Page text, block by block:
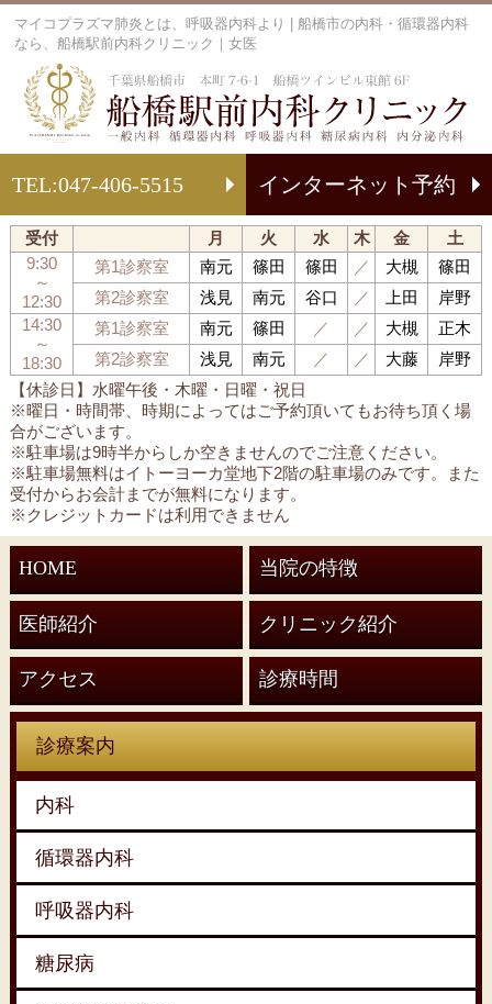
マイコプラズマ肺炎とは、呼吸器内科より | 船橋市の内科・循環器内科
なら、船橋駅前内科クリニック｜女医
TEL:047-406-5515 インターネット予約
【休診日】水曜午後・木曜・日曜・祝日
※曜日・時間帯、時期によってはご予約頂いてもお待ち頂く場
合がございます。
※駐車場は9時半からしか空きませんのでご注意ください。
※駐車場無料はイトーヨーカ堂地下2階の駐車場のみです。また
受付からお会計までが無料になります。
※クレジットカードは利用できません
受付 月 火 水 木 金
土
9:30
～
12:30
第1診察室 南元 篠田 篠田 ／ 大槻
篠田
第2診察室
浅見 南元 谷口 ／ 上田
岸野
14:30
～
18:30
第1診察室 南元 篠田 ／ ／ 大槻
正木
第2診察室
浅見 南元 ／ ／ 大藤 岸野
HOME 当院の特徴
医師紹介 クリニック紹介
アクセス 診療時間
診療案内
内科
循環器内科
呼吸器内科
糖尿病